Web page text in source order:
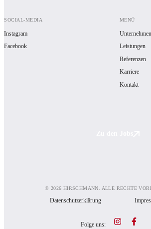
SOCIAL-MEDIA
Instagram
Facebook
MENÜ
Unternehmen
Leistungen
Referenzen
Karriere
Kontakt
© 2026 HIRSCHMANN. ALLE RECHTE
Datenschutzerklärung
Folge uns: